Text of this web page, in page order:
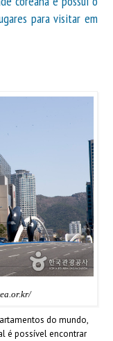
para visitar em
do mundo,
é possível encontrar